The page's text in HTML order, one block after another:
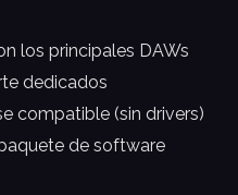
los principales DAWs
dedicados
compatible (sin drivers)
de software